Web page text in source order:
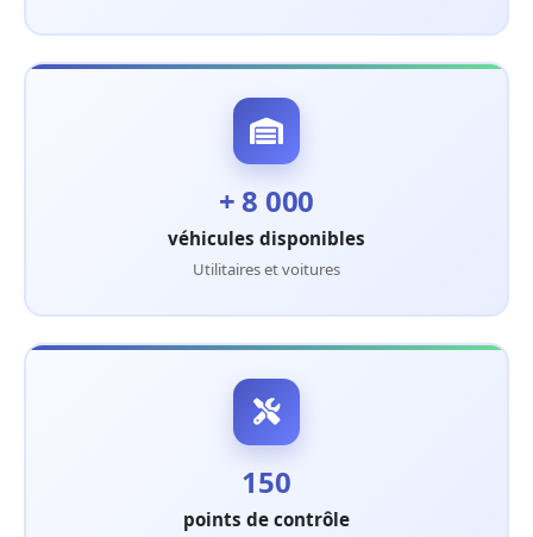
+ 8 000
véhicules disponibles
Utilitaires et voitures
150
points de contrôle